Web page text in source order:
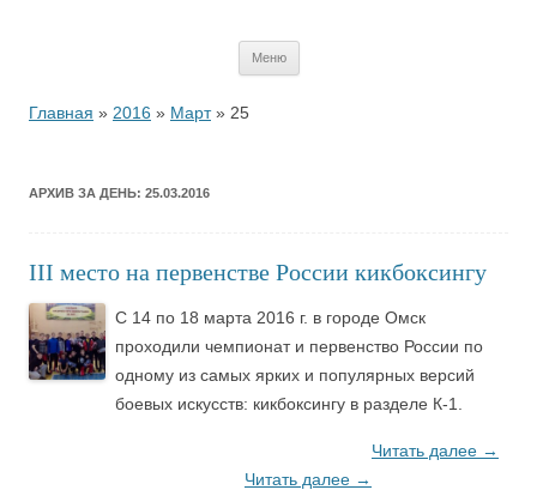
Меню
Главная » 2016 » Март» 25
АРХИВ ЗА ДЕНЬ: 25.03.2016
III место на первенстве России кикбоксингу
С 14 по 18 марта 2016 г. в городе Омск
проходили чемпионат и первенство России по
одному из самых ярких и популярных версий
боевых искусств: кикбоксингу в разделе К-1.
Читать далее →
Читать далее →